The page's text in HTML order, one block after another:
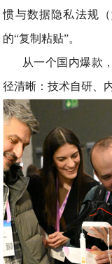
惯与数据隐私法规
的“复制粘贴”。
从一个国内爆款
径清晰：技术自研、